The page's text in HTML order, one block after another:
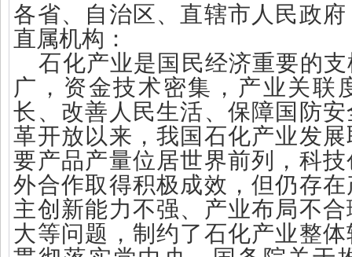
各省、自治区、直辖市人民政
直属机构：
石化产业是国民经济重要的
广，资金技术密集，产业关联
长、改善人民生活、保障国防
革开放以来，我国石化产业发
要产品产量位居世界前列，科
外合作取得积极成效，但仍存
主创新能力不强、产业布局不
大等问题，制约了石化产业整